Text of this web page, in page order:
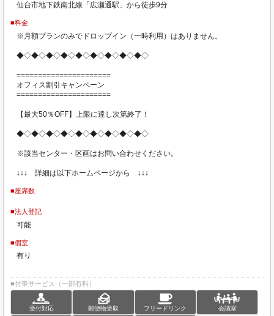
仙台市地下鉄南北線「広瀬通駅」から徒歩9分
■料金
※月額プランのみでドロップイン（一時利用）はありません。
◆◇◆◇◆◇◆◇◆◇◆◇◆◇◆◇◆◇
======================
オフィス割引キャンペーン
======================
【最大50％OFF】上限に達し次第終了！
◆◇◆◇◆◇◆◇◆◇◆◇◆◇◆◇◆◇
※該当センター・区画はお問い合わせください。
↓↓↓ 詳細は以下ホームページから ↓↓↓
■座席数
■法人登記
可能
■個室
有り
■付帯サービス（一部有料）
受付対応 郵便物受取 フリードリンク 会議室